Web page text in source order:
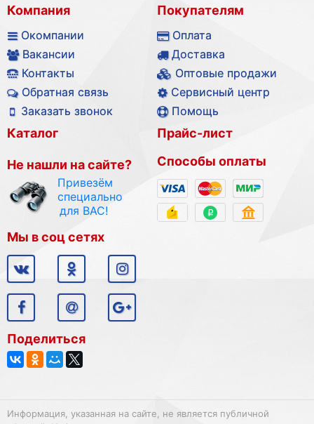
Компания
Окомпании
Вакансии
Контакты
Обратная связь
Заказать звонок
Покупателям
Оплата
Доставка
Оптовые продажи
Сервисный центр
Помощь
Каталог
Не нашли на сайте?
Привезём
специально
для ВАС!
Прайс-лист
Способы оплаты
Мы в соц сетях
Поделиться
Информация, указанная на сайте, не является публичной